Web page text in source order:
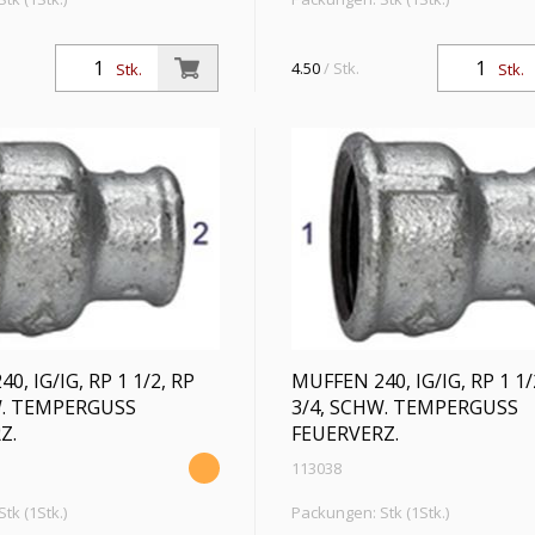
-20 °C bis 300 °C,
feuerverz., DIN EN
Stk.
Rp 3/4, Betriebstemp. -20 °C bis
schwarzer Temperguss,
Stk.
4.50/ Stk.
IG/IG, RP 1 1/2, RP
TEMPERGUSS
(1Stk.)
MUFFEN 240, IG/IG, RP 1 1/
3/4, SCHW. TEMPERGUSS
FEUERVERZ.
113038
Packungen: Stk (1Stk.)